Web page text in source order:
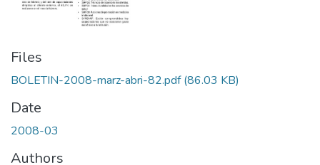
Files
BOLETIN-2008-marz-abri-82.pdf(86.03 KB)
Date
2008-03
Authors